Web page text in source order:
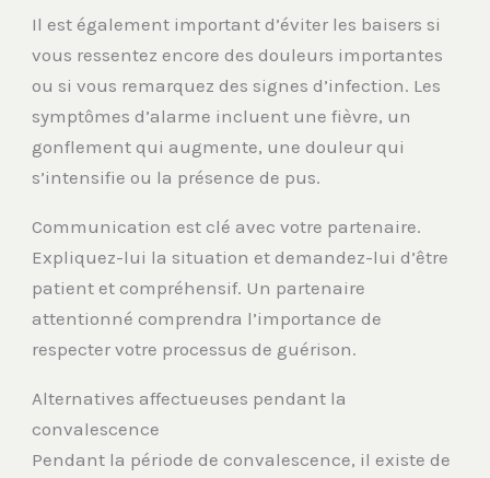
Il est également important d’éviter les baisers si
vous ressentez encore des douleurs importantes
ou si vous remarquez des signes d’infection. Les
symptômes d’alarme incluent une fièvre, un
gonflement qui augmente, une douleur qui
s’intensifie ou la présence de pus.
Communication est clé avec votre partenaire.
Expliquez-lui la situation et demandez-lui d’être
patient et compréhensif. Un partenaire
attentionné comprendra l’importance de
respecter votre processus de guérison.
Alternatives affectueuses pendant la
convalescence
Pendant la période de convalescence, il existe de